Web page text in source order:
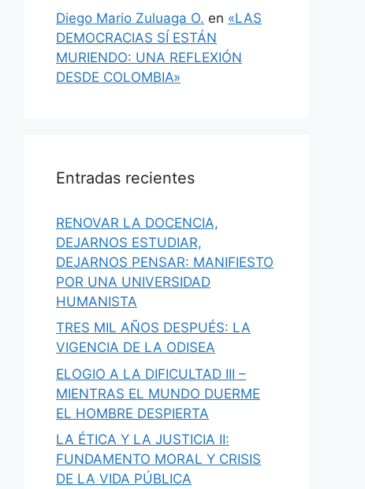
Diego Mario Zuluaga O. en «LAS
DEMOCRACIAS SÍ ESTÁN
MURIENDO: UNA REFLEXIÓN
DESDE COLOMBIA»
Entradas recientes
RENOVAR LA DOCENCIA,
DEJARNOS ESTUDIAR,
DEJARNOS PENSAR: MANIFIESTO
POR UNA UNIVERSIDAD
HUMANISTA
TRES MIL AÑOS DESPUÉS: LA
VIGENCIA DE LA ODISEA
ELOGIO A LA DIFICULTAD III –
MIENTRAS EL MUNDO DUERME
EL HOMBRE DESPIERTA
LA ÉTICA Y LA JUSTICIA II:
FUNDAMENTO MORAL Y CRISIS
DE LA VIDA PÚBLICA